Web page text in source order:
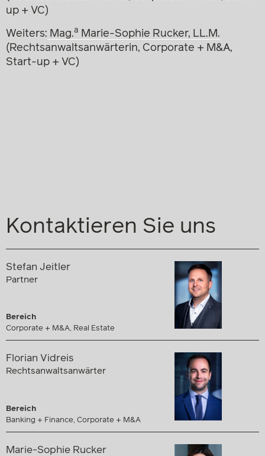
up + VC)
Weiters: Mag.a Marie-Sophie Rucker, LL.M.
(Rechtsanwaltsanwärterin, Corporate + M&A,
Start-up + VC)
Kontaktieren Sie uns
Stefan Jeitler
Partner
Bereich
Corporate + M&A, Real Estate
Florian Vidreis
Rechtsanwaltsanwärter
Bereich
Banking + Finance, Corporate + M&A
Marie-Sophie Rucker